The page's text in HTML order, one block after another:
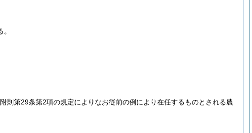
附則第29条第2項の規定によりなお従前の例により在任するものとされる農